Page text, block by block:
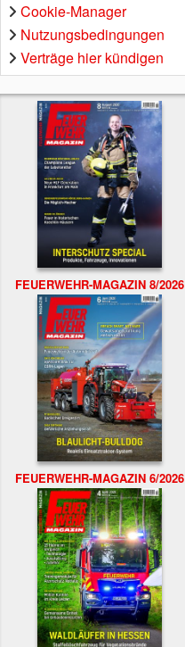
Cookie-Manager
Nutzungsbedingungen
Verträge hier kündigen
FEUERWEHR-MAGAZIN 8/2026
FEUERWEHR-MAGAZIN 6/2026